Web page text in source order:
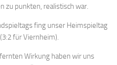
zu punkten, realistisch war.
fing unser Heimspieltag
für Viernheim).
Wirkung haben wir uns